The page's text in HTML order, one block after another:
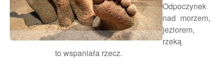
Odpoczynek
nad morzem,
jeziorem,
rzeką
to wspaniała rzecz.